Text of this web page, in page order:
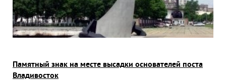
Памятный знак на месте высадки основателей поста
Владивосток